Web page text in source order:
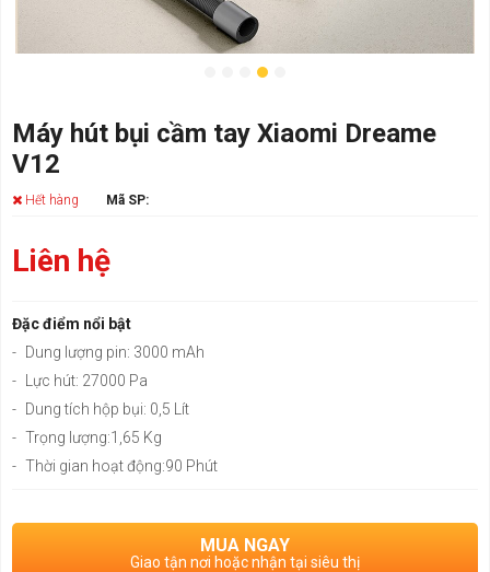
Máy hút bụi cầm tay Xiaomi Dreame
V12
Hết hàng Mã SP:
Liên hệ
Đặc điểm nổi bật
- Dung lượng pin: 3000 mAh
-
Lực hút: 27000 Pa
- Dung tích hộp bụi: 0,5 Lít
- Trọng lượng:1,65 Kg
- Thời gian hoạt động:90 Phút
MUA NGAY
Giao tận nơi hoặc nhận tại siêu thị